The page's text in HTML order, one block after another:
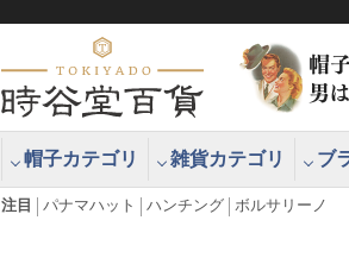
帽子カテゴリ 雑貨カテゴリ ブ
注目 パナマハット ハンチング ボルサリーノ